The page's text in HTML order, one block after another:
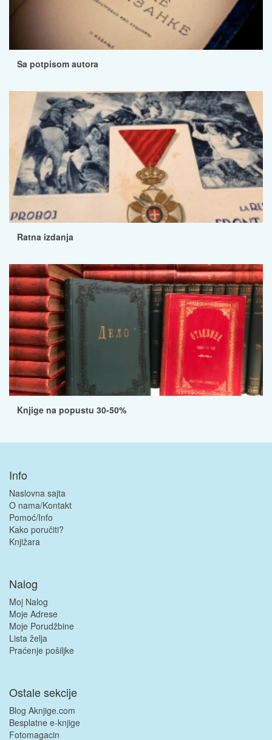
Sa potpisom autora
Ratna izdanja
Knjige na popustu 30-50%
Info
Naslovna sajta
O nama/Kontakt
Pomoć/Info
Kako poručiti?
Knjižara
Nalog
Moj Nalog
Moje Adrese
Moje Porudžbine
Lista želja
Praćenje pošiljke
Ostale sekcije
Blog Aknjige.com
Besplatne e-knjige
Fotomagacin